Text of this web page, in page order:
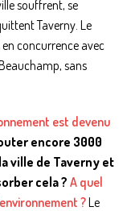
souffrent, se
Taverny. Le
concurrence avec
sans
est devenu
encore 3000
ville de Taverny et
cela ? A quel
?Le